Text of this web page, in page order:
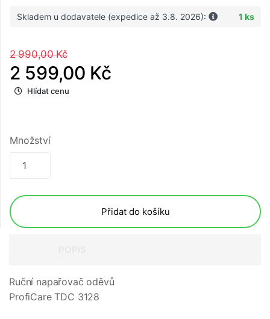
Skladem u dodavatele (expedice až 3.8. 2026): 1 ks
2 990,00 Kč
2 599,00 Kč
Hlídat cenu
Množství
Přidat do košíku
Ruční napařovač oděvů
ProfiCare TDC 3128